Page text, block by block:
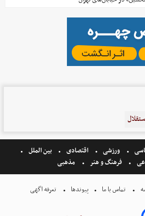
ورزشی اقتصادی
بین الملل
فرهنگ و هنر مذهبی
تماس با ما پیوندها تعرفه اگهی